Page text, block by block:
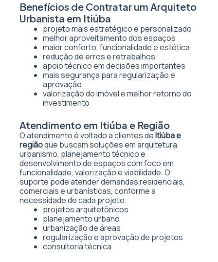
Benefícios de Contratar um Arquiteto
Urbanista em Itiúba
projeto mais estratégico e personalizado
melhor aproveitamento dos espaços
maior conforto, funcionalidade e estética
redução de erros e retrabalhos
apoio técnico em decisões importantes
mais segurança para regularização e
aprovação
valorização do imóvel e melhor retorno do
investimento
Atendimento em Itiúba e Região
O atendimento é voltado a clientes deItiúba e
regiãoque buscam soluções em arquitetura,
urbanismo, planejamento técnico e
desenvolvimento de espaços com foco em
funcionalidade, valorização e viabilidade. O
suporte pode atender demandas residenciais,
comerciais e urbanísticas, conforme a
necessidade de cada projeto.
projetos arquitetônicos
planejamento urbano
urbanização de áreas
regularização e aprovação de projetos
consultoria técnica